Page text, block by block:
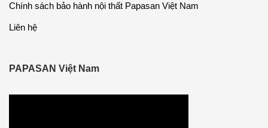
Chính sách bảo hành nội thất Papasan Việt Nam
Liên hệ
PAPASAN Việt Nam